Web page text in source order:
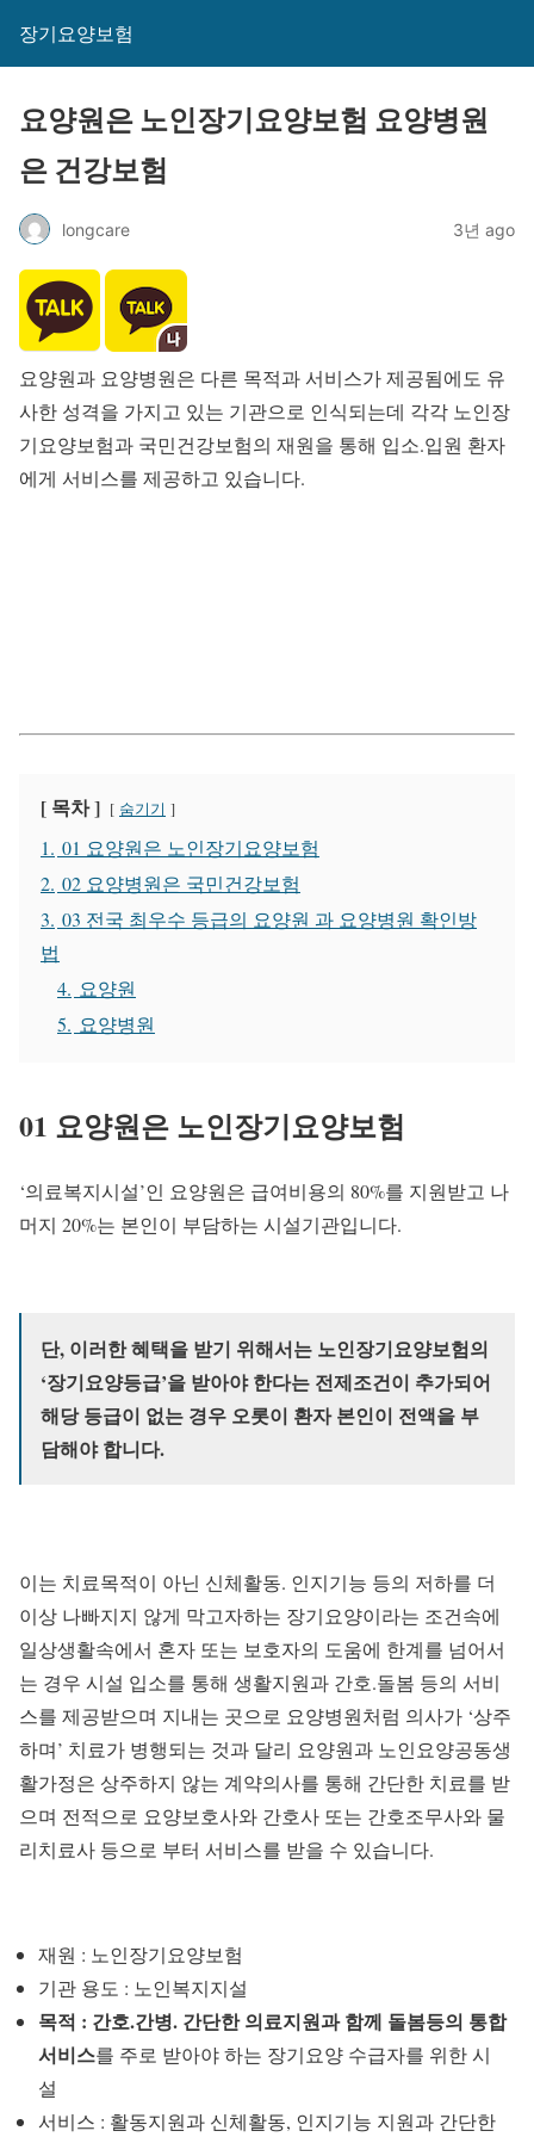
장기요양보험
요양원은 노인장기요양보험 요양병원
은 건강보험
longcare 3년 ago
요양원과 요양병원은 다른 목적과 서비스가 제공됨에도 유
사한 성격을 가지고 있는 기관으로 인식되는데 각각 노인장
기요양보험과 국민건강보험의 재원을 통해 입소.입원 환자
에게 서비스를 제공하고 있습니다.
[ 목차 ] 숨기기
1. 01 요양원은 노인장기요양보험
2. 02 요양병원은 국민건강보험
3. 03 전국 최우수 등급의 요양원 과 요양병원 확인방
법
4. 요양원
5. 요양병원
01 요양원은 노인장기요양보험
‘의료복지시설’인 요양원은 급여비용의 80%를 지원받고 나
머지 20%는 본인이 부담하는 시설기관입니다.
단, 이러한 혜택을 받기 위해서는 노인장기요양보험의
‘장기요양등급’을 받아야 한다는 전제조건이 추가되어
해당 등급이 없는 경우 오롯이 환자 본인이 전액을 부
담해야 합니다.
이는 치료목적이 아닌 신체활동. 인지기능 등의 저하를 더
이상 나빠지지 않게 막고자하는 장기요양이라는 조건속에
일상생활속에서 혼자 또는 보호자의 도움에 한계를 넘어서
는 경우 시설 입소를 통해 생활지원과 간호.돌봄 등의 서비
스를 제공받으며 지내는 곳으로 요양병원처럼 의사가 ‘상주
하며’ 치료가 병행되는 것과 달리 요양원과 노인요양공동생
활가정은 상주하지 않는 계약의사를 통해 간단한 치료를 받
으며 전적으로 요양보호사와 간호사 또는 간호조무사와 물
리치료사 등으로 부터 서비스를 받을 수 있습니다.
재원 : 노인장기요양보험
기관 용도 : 노인복지지설
목적 : 간호.간병. 간단한 의료지원과 함께 돌봄등의 통합
서비스를 주로 받아야 하는 장기요양 수급자를 위한 시
설
서비스 : 활동지원과 신체활동, 인지기능 지원과 간단한